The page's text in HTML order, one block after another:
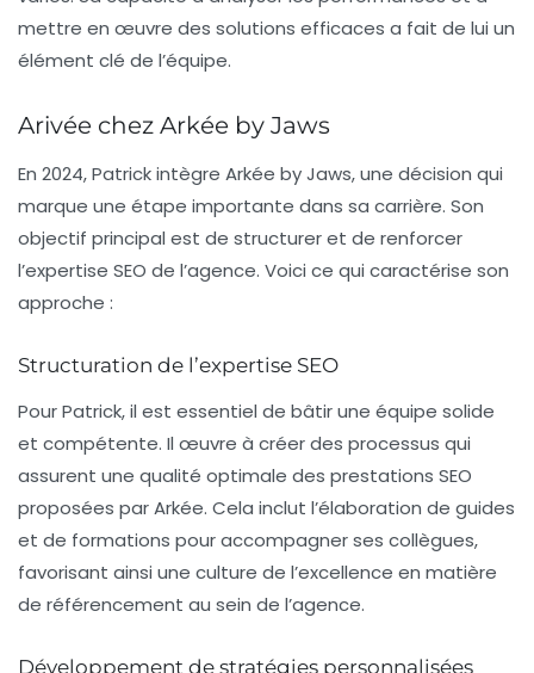
mettre en œuvre des solutions efficaces a fait de lui un
élément clé de l’équipe.
Arivée chez Arkée by Jaws
En 2024, Patrick intègre Arkée by Jaws, une décision qui
marque une étape importante dans sa carrière. Son
objectif principal est de structurer et de renforcer
l’expertise SEO de l’agence. Voici ce qui caractérise son
approche :
Structuration de l’expertise SEO
Pour Patrick, il est essentiel de bâtir une équipe solide
et compétente. Il œuvre à créer des processus qui
assurent une qualité optimale des prestations SEO
proposées par Arkée. Cela inclut l’élaboration de guides
et de formations pour accompagner ses collègues,
favorisant ainsi une culture de l’excellence en matière
de référencement au sein de l’agence.
Développement de stratégies personnalisées